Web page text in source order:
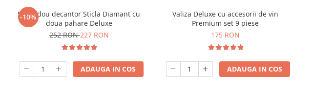
-10%
Set cadou decantor Sticla Diamant cu
doua pahare Deluxe
252 RON227 RON
ADAUGA IN COS
Valiza Deluxe cu accesorii de vin
Premium set 9 piese
175 RON
ADAUGA IN COS